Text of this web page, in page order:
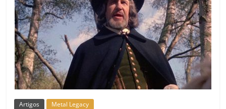
Artigos Metal Legacy